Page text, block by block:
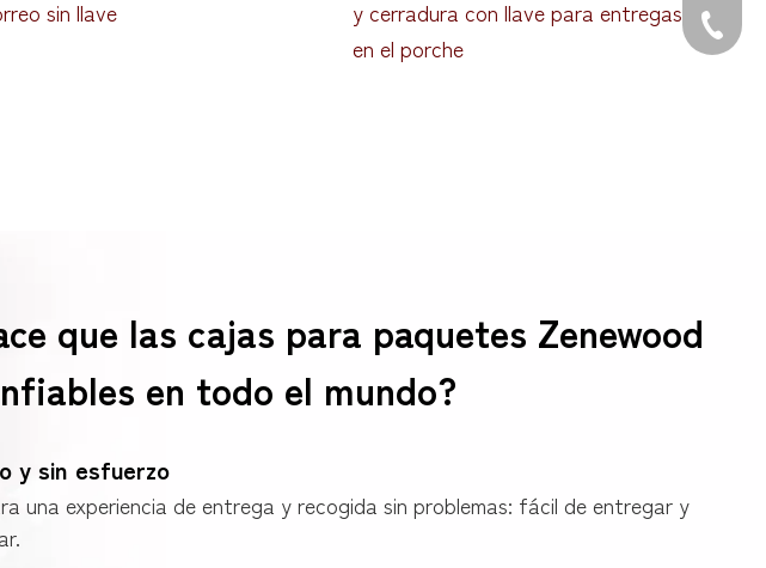
sin llave
y cerradura con llave para entregas
en el porche
que las cajas para paquetes Zenewood
en todo el mundo?
y sin esfuerzo
una experiencia de entrega y recogida sin problemas: fácil de entregar y